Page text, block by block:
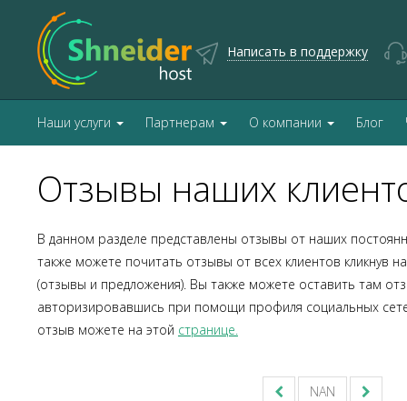
Написать в поддержку
Наши услуги Партнерам О компании Блог
Отзывы наших
В данном разделе представлены отзывы от наших
также можете почитать отзывы от всех клиентов кликнув
(отзывы и предложения). Вы также можете оставить там
авторизировавшись при помощи профиля социальных
отзыв можете на этой странице.
NAN